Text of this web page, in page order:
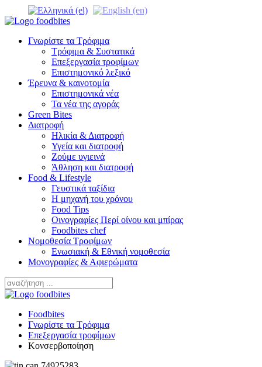
Γνωρίστε τα Τρόφιμα
Τρόφιμα & Συστατικά
Επεξεργασία τροφίμων
Επιστημονικό λεξικό
Έρευνα & καινοτομία
Επιστημονικά νέα
Τα νέα της αγοράς
Green Bites
Διατροφή
Ηλικία & Διατροφή
Υγεία και διατροφή
Ζούμε υγιεινά
Άθληση και διατροφή
Food & Lifestyle
Γευστικά ταξίδια
Η μηχανή του χρόνου
Food Tips
Οινογραφίες Περί οίνου και μπίρας
Foodbites chef
Νομοθεσία Τροφίμων
Ενωσιακή & Εθνική νομοθεσία
Μονογραφίες & Αφιερώματα
Foodbites
Γνωρίστε τα Τρόφιμα
Επεξεργασία τροφίμων
Κονσερβοποίηση